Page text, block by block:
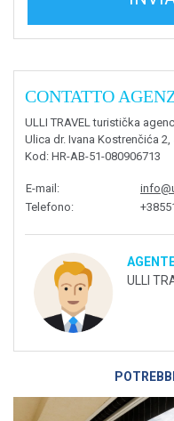
CONTATTO
ULLI TRAVEL turistička
Ulica dr. Ivana Kostrenčića 2,
Kod : HR-AB-51-080906713
E-mail :
Telefono:
ULLI